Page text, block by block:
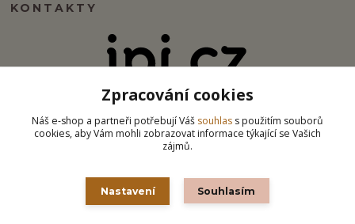
KONTAKTY
info@ipj.cz
Zpracování cookies
Náš e-shop a partneři potřebují Váš souhlas s použitím souborů
cookies, aby Vám mohli zobrazovat informace týkající se Vašich
zájmů.
Nastavení Souhlasím